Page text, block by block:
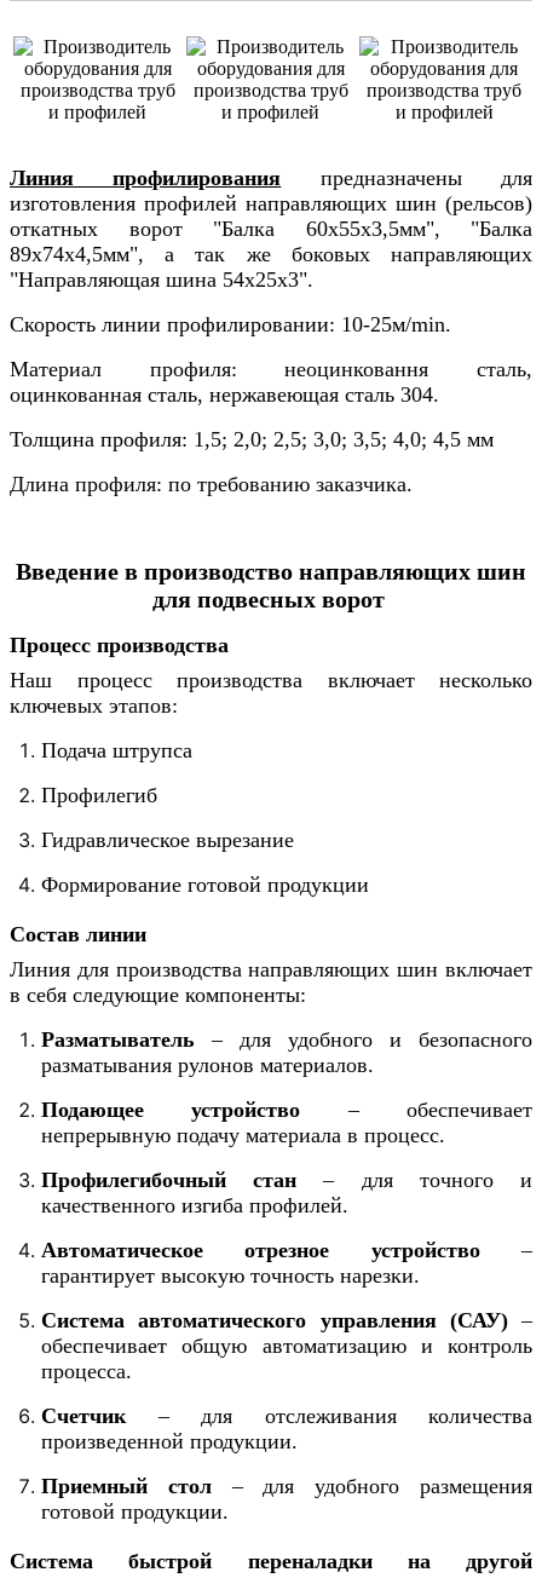
Линия профилирования предназначены для
изготовления профилей направляющих шин (рельсов)
откатных ворот "Балка 60х55х3,5мм", "Балка
89х74х4,5мм", а так же боковых направляющих
"Направляющая шина 54х25х3".
Скорость линии профилировании: 10-25м/min.
Материал профиля: неоцинковання сталь,
оцинкованная сталь, нержавеющая сталь 304.
Толщина профиля: 1,5; 2,0; 2,5; 3,0; 3,5; 4,0; 4,5 мм
Длина профиля: по требованию заказчика.
Введение в производство направляющих шин
для подвесных ворот
Процесс производства
Наш процесс производства включает несколько
ключевых этапов:
Подача штрупса
Профилегиб
Гидравлическое вырезание
Формирование готовой продукции
Состав линии
Линия для производства направляющих шин включает
в себя следующие компоненты:
Разматыватель – для удобного и безопасного
разматывания рулонов материалов.
Подающее устройство – обеспечивает
непрерывную подачу материала в процесс.
Профилегибочный стан – для точного и
качественного изгиба профилей.
Автоматическое отрезное устройство–
гарантирует высокую точность нарезки.
Система автоматического управления (САУ)–
обеспечивает общую автоматизацию и контроль
процесса.
Счетчик– для отслеживания количества
произведенной продукции.
Приемный стол– для удобного размещения
готовой продукции.
Система быстрой переналадки на другой